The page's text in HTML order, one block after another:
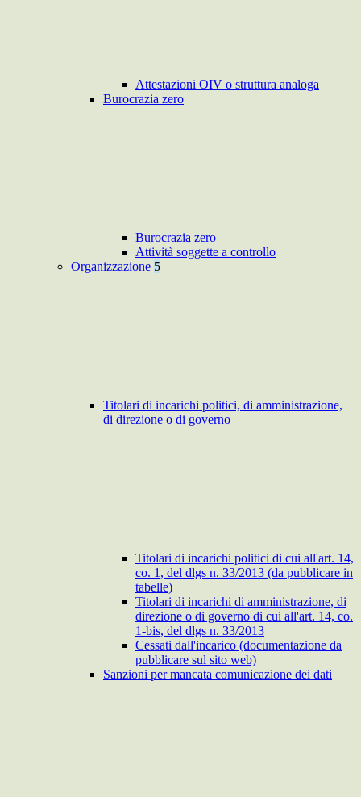
Attestazioni OIV o struttura analoga
Burocrazia zero
Burocrazia zero
Attività soggette a controllo
Organizzazione 5
Titolari di incarichi politici, di amministrazione,
di direzione o di governo
Titolari di incarichi politici di cui all'art. 14,
co. 1, del dlgs n. 33/2013 (da pubblicare in
tabelle)
Titolari di incarichi di amministrazione, di
direzione o di governo di cui all'art. 14, co.
1-bis, del dlgs n. 33/2013
Cessati dall'incarico (documentazione da
pubblicare sul sito web)
Sanzioni per mancata comunicazione dei dati